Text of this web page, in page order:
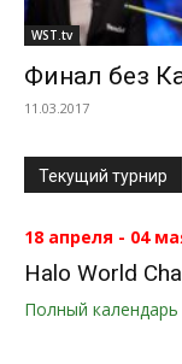
WST.tv
Финал без
11.03.2017
Текущий турнир
18 апреля - 04
Halo World
Полный